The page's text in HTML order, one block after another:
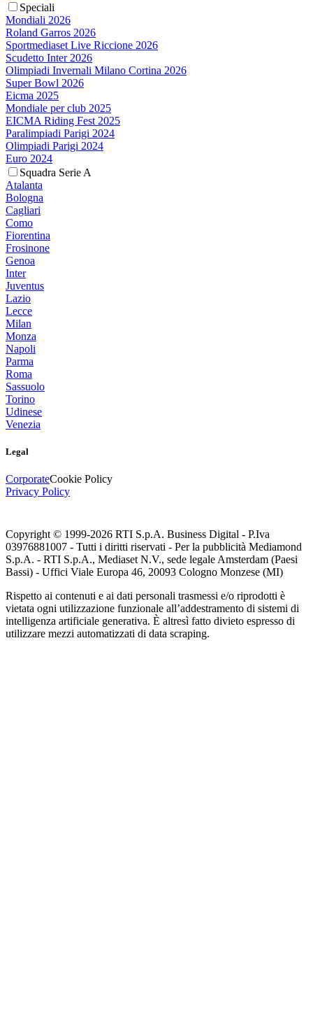
Speciali
Mondiali 2026
Roland Garros 2026
Sportmediaset Live Riccione 2026
Scudetto Inter 2026
Olimpiadi Invernali Milano Cortina 2026
Super Bowl 2026
Eicma 2025
Mondiale per club 2025
EICMA Riding Fest 2025
Paralimpiadi Parigi 2024
Olimpiadi Parigi 2024
Euro 2024
Squadra Serie A
Atalanta
Bologna
Cagliari
Como
Fiorentina
Frosinone
Genoa
Inter
Juventus
Lazio
Lecce
Milan
Monza
Napoli
Parma
Roma
Sassuolo
Torino
Udinese
Venezia
Legal
CorporateCookie Policy
Privacy Policy
Copyright © 1999-2026 RTI S.p.A. Business Digital - P.Iva
03976881007 - Tutti i diritti riservati - Per la pubblicità Mediamond
S.p.A. - RTI S.p.A., Mediaset N.V., sede legale Amsterdam (Paesi
Bassi) - Uffici Viale Europa 46, 20093 Cologno Monzese (MI)
Rispetto ai contenuti e ai dati personali trasmessi e/o riprodotti è
vietata ogni utilizzazione funzionale all’addestramento di sistemi di
intelligenza artificiale generativa. È altresì fatto divieto espresso di
utilizzare mezzi automatizzati di data scraping.